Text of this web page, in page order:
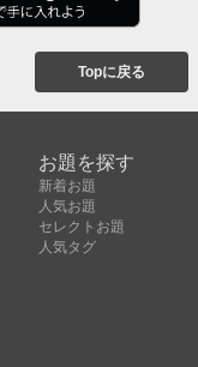
Topに戻る
お題を探す
新着お題
人気お題
セレクトお題
人気タグ